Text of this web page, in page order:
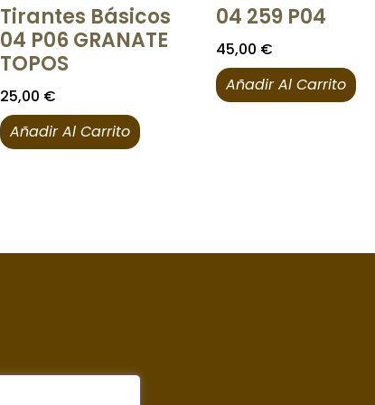
Tirantes Básicos
04 P06 GRANATE
TOPOS
25,00 €
Añadir Al Carrito
04 259 P04
45,00 €
Añadir Al Carrito